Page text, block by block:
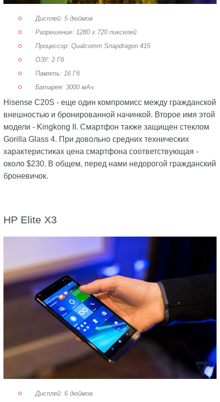
Дисплей: 5 дюймов
Разрешение: 1280 x 720 пикселей
Процессор: Qualcomm Snapdragon 415
ОЗУ: 2 Гб
Память: 16 Гб
Батарея: 3000 мАч
Hisense C20S - еще один компромисс между гражданской
внешностью и бронированной начинкой. Второе имя этой
модели - Kingkong II. Смартфон также защищен стеклом
Gorilla Glass 4. При довольно средних технических
характеристиках цена смартфона соответствующая -
около $230. В общем, перед нами недорогой гражданский
броневичок.
HP Elite X3
Дисплей: 6 дюймов